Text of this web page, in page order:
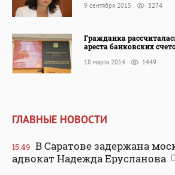
9 сентября 2015 3274
Гражданка
ареста банковских
18 марта 2014 1449
ГЛАВНЫЕ НОВОСТИ
15:49 В Саратове задержана
адвокат Надежда Ерусланова